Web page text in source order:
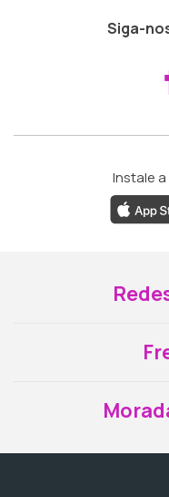
Siga-
Instale